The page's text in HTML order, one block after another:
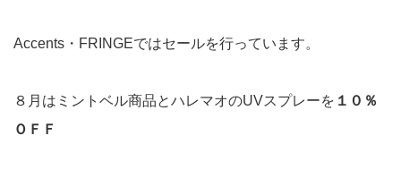
Accents・FRINGEではセールを行っています。
８月はミントベル商品とハレマオのUVスプレーを １０％
ＯＦＦ